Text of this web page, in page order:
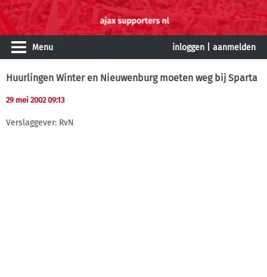
Menu inloggen aanmelden
Huurlingen Winter en Nieuwenburg moeten weg bij Sparta
29 mei 2002 09:13
Verslaggever: RvN